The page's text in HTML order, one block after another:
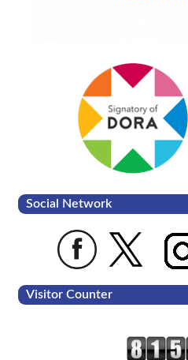
Social Network
Visitor Counter